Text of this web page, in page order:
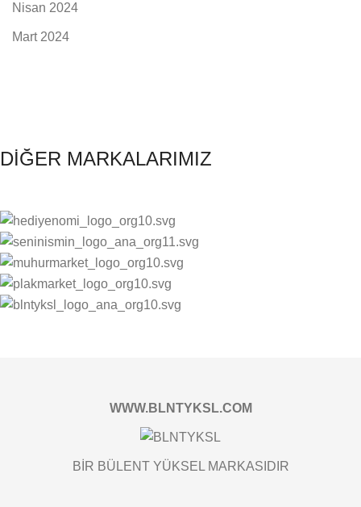
Nisan 2024
Mart 2024
DİĞER MARKALARIMIZ
WWW.BLNTYKSL.COM
BİR BÜLENT YÜKSEL MARKASIDIR